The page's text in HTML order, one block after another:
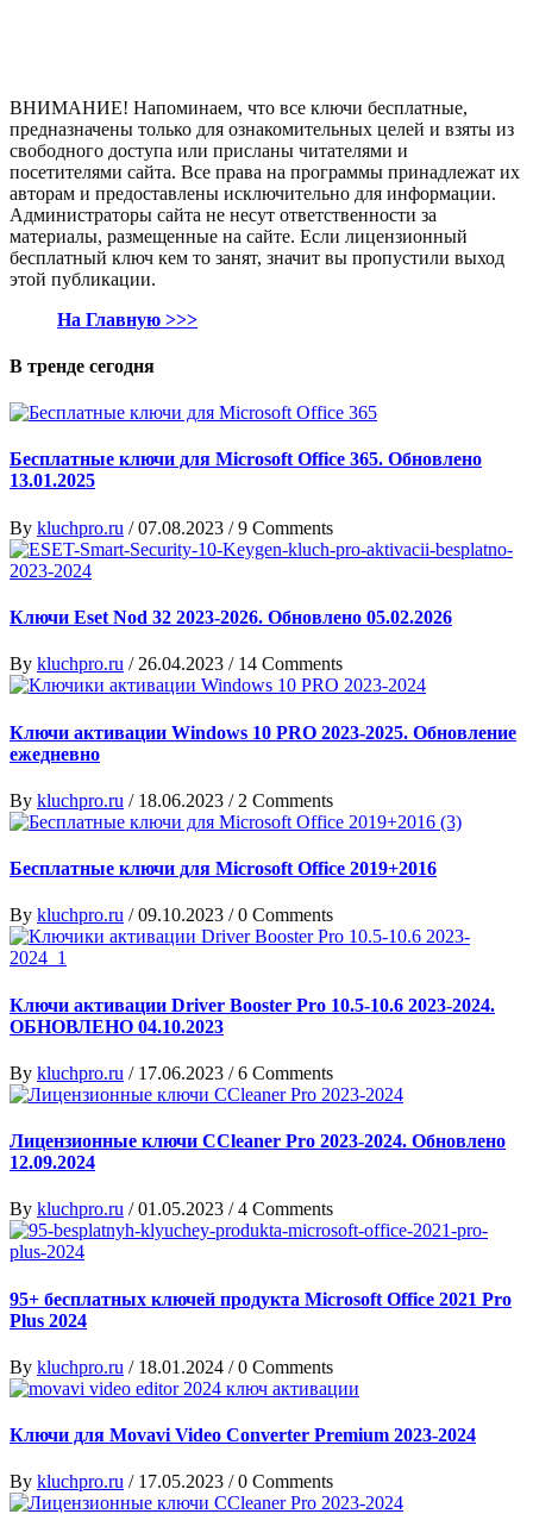
ВНИМАНИЕ! Напоминаем, что все ключи бесплатные,
предназначены только для ознакомительных целей и взяты из
свободного доступа или присланы читателями и
посетителями сайта. Все права на программы принадлежат их
авторам и предоставлены исключительно для информации.
Администраторы сайта не несут ответственности за
материалы, размещенные на сайте. Если лицензионный
бесплатный ключ кем то занят, значит вы пропустили выход
этой публикации.
На Главную >>>
В тренде сегодня
Бесплатные ключи для Microsoft Office 365. Обновлено
13.01.2025
By kluchpro.ru /07.08.2023 /9 Comments
Ключи Eset Nod 32 2023-2026. Обновлено 05.02.2026
By kluchpro.ru / 26.04.2023 / 14 Comments
Ключи активации Windows 10 PRO 2023-2025. Обновление
ежедневно
By kluchpro.ru / 18.06.2023 / 2 Comments
Бесплатные ключи для Microsoft Office 2019+2016
By kluchpro.ru /09.10.2023 /0 Comments
Ключи активации Driver Booster Pro 10.5-10.6 2023-2024.
ОБНОВЛЕНО 04.10.2023
By kluchpro.ru / 17.06.2023 /6 Comments
Лицензионные ключи CCleaner Pro 2023-2024. Обновлено
12.09.2024
By kluchpro.ru /01.05.2023 /4 Comments
95+ бесплатных ключей продукта Microsoft Office 2021 Pro
Plus 2024
By kluchpro.ru / 18.01.2024 /0 Comments
Ключи для Movavi Video Converter Premium 2023-2024
By kluchpro.ru / 17.05.2023 /0 Comments